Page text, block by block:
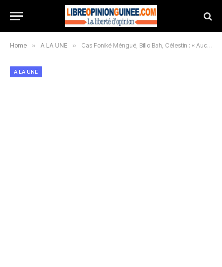
Home » A LA UNE » Cas Foniké Méngué, Billo Bah, Célestin : « Aucun établissement pénitentiaire du pays ne les détient… », précise le Parquet Général
A LA UNE